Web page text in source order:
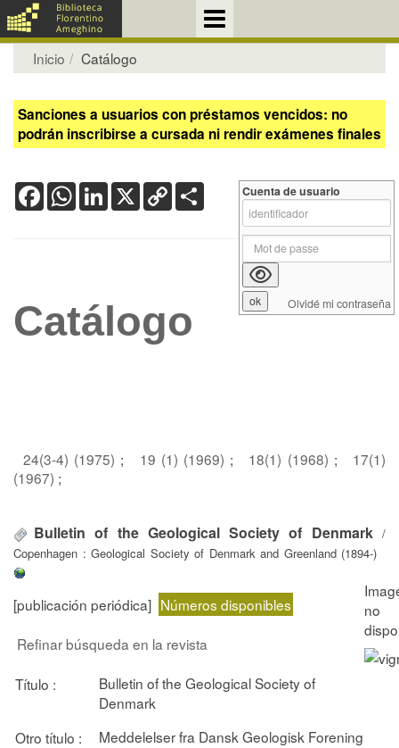
Inicio Catálogo
Sanciones a usuarios con préstamos vencidos: no
podrán inscribirse a cursada ni rendir exámenes finales
FacebookWhatsApp
LinkedIn
X Copy
Link
Catálogo
24(3-4) (1975) ; 19 (1) (1969) ; 18(1) (1968) ;
17(1)
(1967) ;
Bulletin of the Geological Society of Denmark/
Copenhagen : Geological Society of Denmark and Greenland (1894-)
[publicación periódica] Números disponibles
Refinar búsqueda en la revista
Título :
Bulletin of the Geological Society of
Denmark
Otro título :
Meddelelser fra Dansk Geologisk Forening
Cuenta de usuario
Olvidé mi contraseña